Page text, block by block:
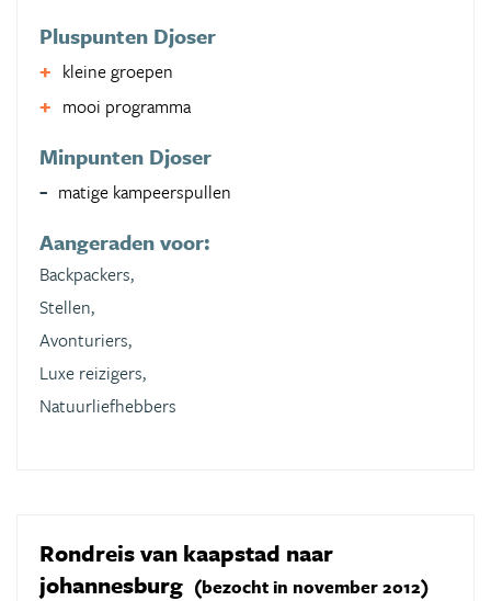
Pluspunten Djoser
kleine groepen
mooi programma
Minpunten Djoser
matige kampeerspullen
Aangeraden voor:
Backpackers,
Stellen,
Avonturiers,
Luxe reizigers,
Natuurliefhebbers
Rondreis van kaapstad naar
johannesburg (bezocht in november 2012)